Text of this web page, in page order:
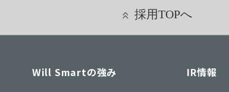
採用TOPへ
Will Smartの強み
IR情報